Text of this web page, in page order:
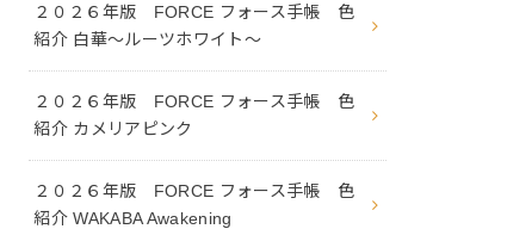
２０２６年版 FORCE フォース手帳 色
紹介 白華〜ルーツホワイト〜
２０２６年版 FORCE フォース手帳 色
紹介 カメリアピンク
２０２６年版 FORCE フォース手帳 色
紹介 WAKABA Awakening